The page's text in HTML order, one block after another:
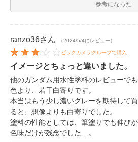
参考になった
ranzo36さん （2024/5/4にレビュー）
ビックカメラグループで購入
イメージとちょっと違いました。
他のガンダム用水性塗料のレビューで
色より、若干白寄りです。
本当はもう少し濃いグレーを期待して
ると、想像よりも白寄りでした。
塗料の性能としては、筆塗りでも伸び
色味だけが残念でした…。